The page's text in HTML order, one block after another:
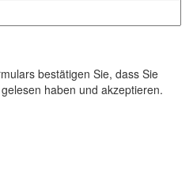
bestätigen Sie, dass Sie
gelesen haben und akzeptieren.